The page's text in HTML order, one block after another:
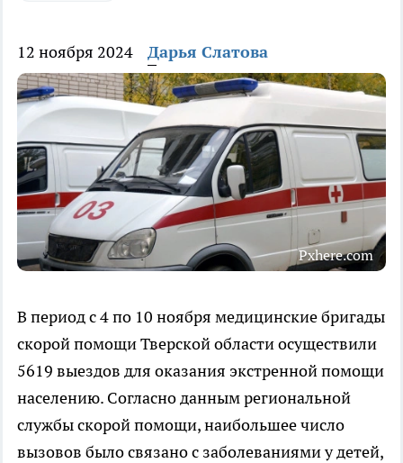
12 ноября 2024 Дарья Слатова
Pxhere.com
В период с 4 по 10 ноября медицинские бригады
скорой помощи Тверской области осуществили
5619 выездов для оказания экстренной помощи
населению. Согласно данным региональной
службы скорой помощи, наибольшее число
вызовов было связано с заболеваниями у детей,